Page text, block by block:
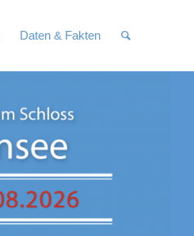
Daten & Fakten